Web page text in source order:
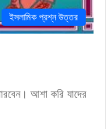
ইসলামিক প্রশ্ন উত্তর
আশা করি যাদের